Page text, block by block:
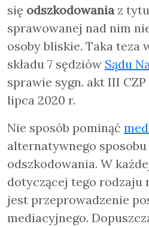
się odszkodowania z
sprawowanej nad nim
osoby bliskie. Taka teza
składu 7 sędziów Sądu
sprawie sygn. akt III CZP
lipca 2020 r.
Nie sposób pominąć
alternatywnego sposobu
odszkodowania. W
dotyczącej tego rodzaju
jest przeprowadzenie
mediacyjnego.